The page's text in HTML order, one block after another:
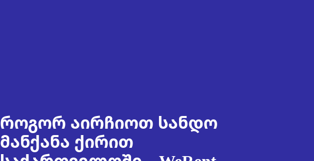
როგორ აირჩიოთ სანდო
მანქანა ქირით